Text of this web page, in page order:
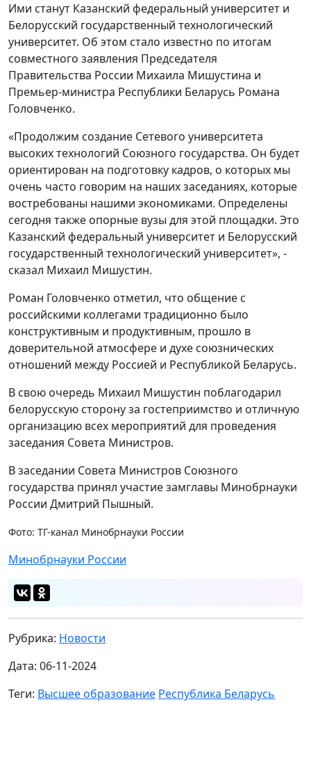
Ими станут Казанский федеральный университет и
Белорусский государственный технологический
университет. Об этом стало известно по итогам
совместного заявления Председателя
Правительства России Михаила Мишустина и
Премьер-министра Республики Беларусь Романа
Головченко.
«Продолжим создание Сетевого университета
высоких технологий Союзного государства. Он будет
ориентирован на подготовку кадров, о которых мы
очень часто говорим на наших заседаниях, которые
востребованы нашими экономиками. Определены
сегодня также опорные вузы для этой площадки. Это
Казанский федеральный университет и Белорусский
государственный технологический университет», -
сказал Михаил Мишустин.
Роман Головченко отметил, что общение с
российскими коллегами традиционно было
конструктивным и продуктивным, прошло в
доверительной атмосфере и духе союзнических
отношений между Россией и Республикой Беларусь.
В свою очередь Михаил Мишустин поблагодарил
белорусскую сторону за гостеприимство и отличную
организацию всех мероприятий для проведения
заседания Совета Министров.
В заседании Совета Министров Союзного
государства принял участие замглавы Минобрнауки
России Дмитрий Пышный.
Фото: ТГ-канал Минобрнауки России
Минобрнауки России
Рубрика: Новости
Дата: 06-11-2024
Теги: Высшее образование Республика Беларусь